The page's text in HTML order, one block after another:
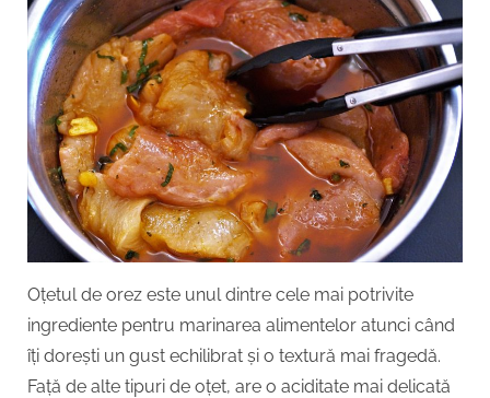
orez
în
marinarea
cărnii
și
a
legumelor
Oțetul de orez este unul dintre cele mai potrivite
ingrediente pentru marinarea alimentelor atunci când
îți dorești un gust echilibrat și o textură mai fragedă.
Față de alte tipuri de oțet, are o aciditate mai delicată